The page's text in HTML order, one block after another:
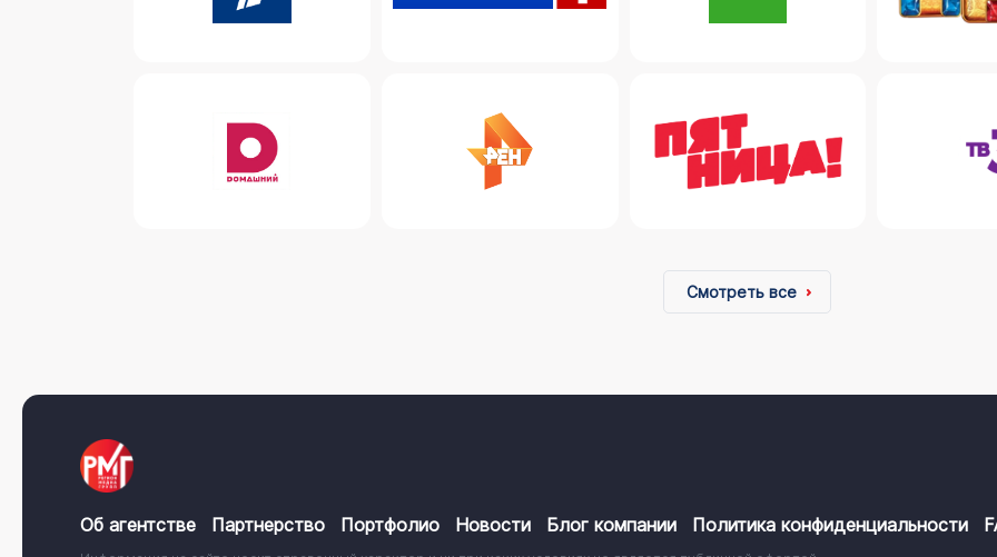
Смотреть все
Об агентстве Партнерство Портфолио Новости Блог компании Политика конфиденциальности